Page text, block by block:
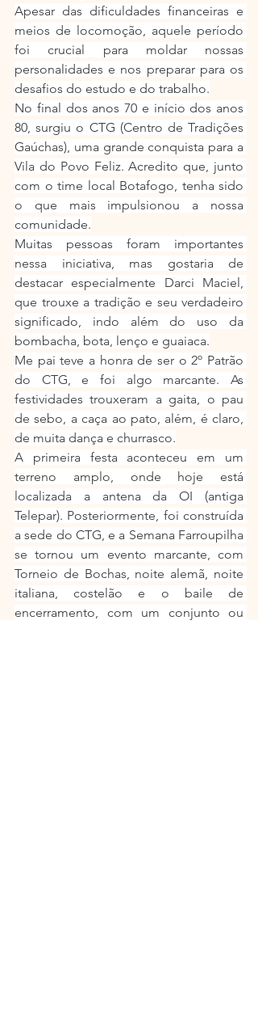
Apesar das dificuldades financeiras e
meios de locomoção, aquele período
foi crucial para moldar nossas
personalidades e nos preparar para os
desafios do estudo e do trabalho.
No final dos anos 70 e início dos anos
80, surgiu o CTG (Centro de Tradições
Gaúchas), uma grande conquista para a
Vila do Povo Feliz. Acredito que, junto
com o time local Botafogo, tenha sido
o que mais impulsionou a nossa
comunidade.
Muitas pessoas foram importantes
nessa iniciativa, mas gostaria de
destacar especialmente Darci Maciel,
que trouxe a tradição e seu verdadeiro
significado, indo além do uso da
bombacha, bota, lenço e guaiaca.
Me pai teve a honra de ser o 2º Patrão
do CTG, e foi algo marcante. As
festividades trouxeram a gaita, o pau
de sebo, a caça ao pato, além, é claro,
de muita dança e churrasco.
A primeira festa aconteceu em um
terreno amplo, onde hoje está
localizada a antena da OI (antiga
Telepar). Posteriormente, foi construída
a sede do CTG, e a Semana Farroupilha
se tornou um evento marcante, com
Torneio de Bochas, noite alemã, noite
italiana, costelão e o baile de
encerramento, com um conjunto ou